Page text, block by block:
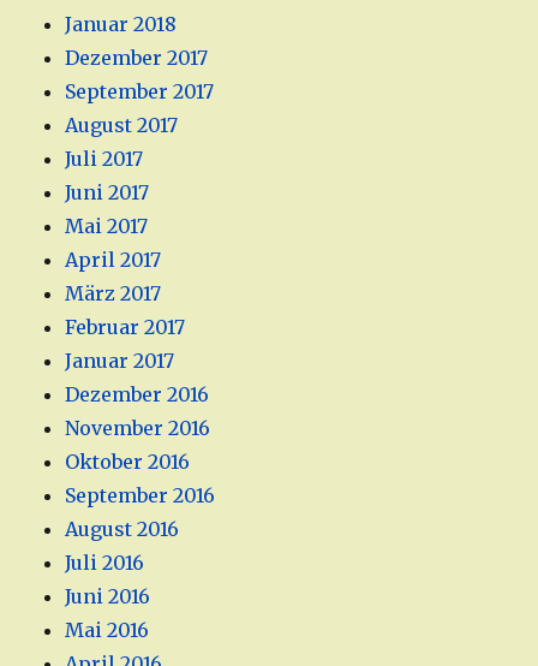
Januar 2018
Dezember 2017
September 2017
August 2017
Juli 2017
Juni 2017
Mai 2017
April 2017
März 2017
Februar 2017
Januar 2017
Dezember 2016
November 2016
Oktober 2016
September 2016
August 2016
Juli 2016
Juni 2016
Mai 2016